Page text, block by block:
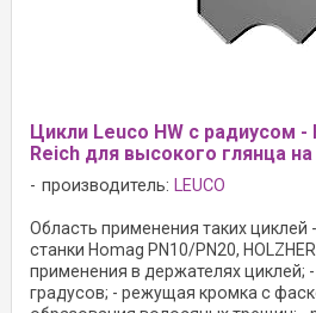
Цикли Leuco HW с радиусом -
Reich для высокого глянца
производитель: LEUCO
Область применения таких
станки Homag PN10/PN20,
применения в держателях циклей;
градусов; - режущая кромка с